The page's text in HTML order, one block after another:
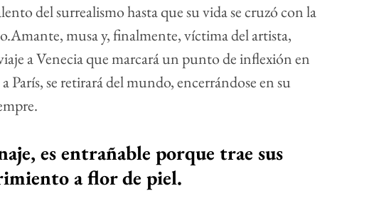
del surrealismo hasta que su vida se cruzó con la
musa y, finalmente, víctima del artista,
a Venecia que marcará un punto de inflexión en
París, se retirará del mundo, encerrándose en su
es entrañable porque trae sus
a flor de piel.